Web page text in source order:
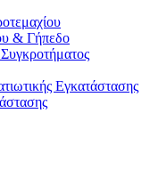
& Γήπεδο
Εγκατάστασης